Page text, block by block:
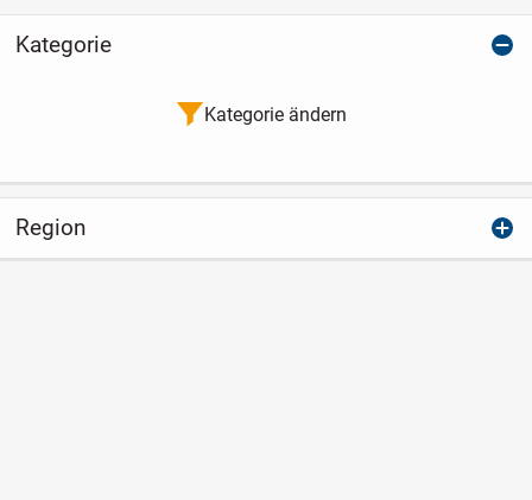
Kategorie
Kategorie ändern
Region